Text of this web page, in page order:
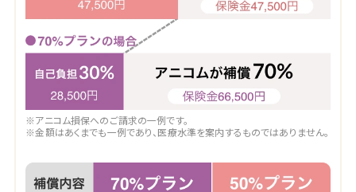
※アニコム損保へのご請求の一例です。
※金額はあくまでも一例であり、医療水準を案内するものではありません。